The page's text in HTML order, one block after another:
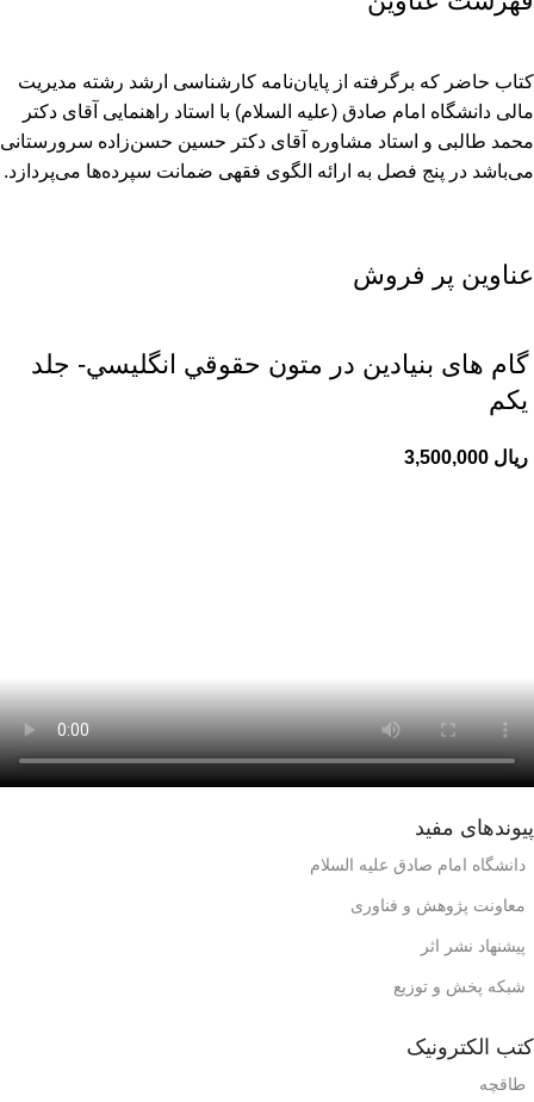
کتاب حاضر که برگرفته از پایان‌نامه کارشناسی ارشد رشته مدیریت
مالی دانشگاه امام صادق (علیه السلام) با استاد راهنمایی آقای دکتر
محمد طالبی و استاد مشاوره آقای دکتر حسین حسن‌زاده سرورستانی
می‌باشد در پنج فصل به ارائه الگوی فقهی ضمانت سپرده‌ها می‌پردازد.
عناوین پر فروش
گام های بنیادین در متون حقوقي انگليسي- جلد
يكم
ریال
پیوندهای مفید
دانشگاه امام صادق علیه السلام
معاونت پژوهش و فناوری
پیشنهاد نشر اثر
شبکه پخش و توزیع
کتب الکترونیک
طاقچه